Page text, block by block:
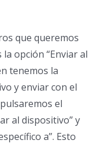
que queremos
opción “Enviar al
tenemos la
y enviar con el
el
al dispositivo” y
a”. Esto